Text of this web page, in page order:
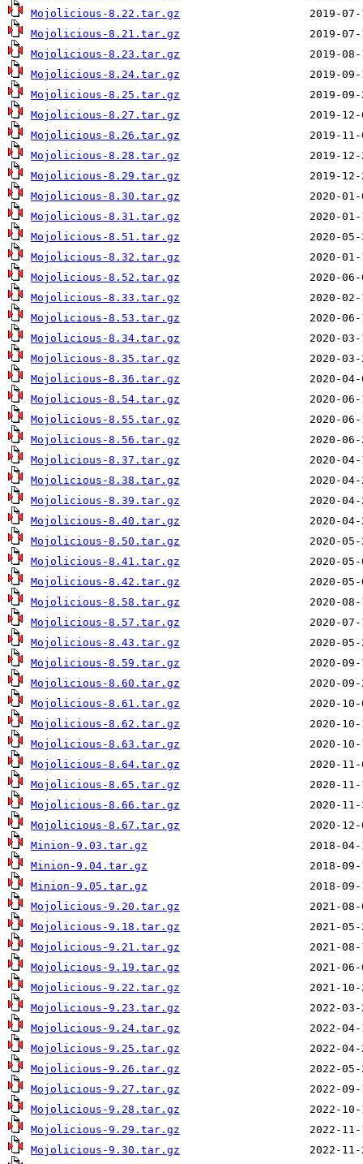
Mojolicious-8.22.tar.gz
Mojolicious-8.21.tar.gz
Mojolicious-8.23.tar.gz
Mojolicious-8.24.tar.gz
Mojolicious-8.25.tar.gz
Mojolicious-8.27.tar.gz
Mojolicious-8.26.tar.gz
Mojolicious-8.28.tar.gz
Mojolicious-8.29.tar.gz
Mojolicious-8.30.tar.gz
Mojolicious-8.31.tar.gz
Mojolicious-8.51.tar.gz
Mojolicious-8.32.tar.gz
Mojolicious-8.52.tar.gz
Mojolicious-8.33.tar.gz
Mojolicious-8.53.tar.gz
Mojolicious-8.34.tar.gz
Mojolicious-8.35.tar.gz
Mojolicious-8.36.tar.gz
Mojolicious-8.54.tar.gz
Mojolicious-8.55.tar.gz
Mojolicious-8.56.tar.gz
Mojolicious-8.37.tar.gz
Mojolicious-8.38.tar.gz
Mojolicious-8.39.tar.gz
Mojolicious-8.40.tar.gz
Mojolicious-8.50.tar.gz
Mojolicious-8.41.tar.gz
Mojolicious-8.42.tar.gz
Mojolicious-8.58.tar.gz
Mojolicious-8.57.tar.gz
Mojolicious-8.43.tar.gz
Mojolicious-8.59.tar.gz
Mojolicious-8.60.tar.gz
Mojolicious-8.61.tar.gz
Mojolicious-8.62.tar.gz
Mojolicious-8.63.tar.gz
Mojolicious-8.64.tar.gz
Mojolicious-8.65.tar.gz
Mojolicious-8.66.tar.gz
Mojolicious-8.67.tar.gz
Minion-9.03.tar.gz
Minion-9.04.tar.gz
Minion-9.05.tar.gz
Mojolicious-9.20.tar.gz
Mojolicious-9.18.tar.gz
Mojolicious-9.21.tar.gz
Mojolicious-9.19.tar.gz
Mojolicious-9.22.tar.gz
Mojolicious-9.23.tar.gz
Mojolicious-9.24.tar.gz
Mojolicious-9.25.tar.gz
Mojolicious-9.26.tar.gz
Mojolicious-9.27.tar.gz
Mojolicious-9.28.tar.gz
Mojolicious-9.29.tar.gz
Mojolicious-9.30.tar.gz